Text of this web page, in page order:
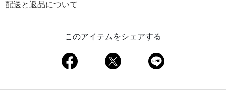
配送と返品について
このアイテムをシェアする